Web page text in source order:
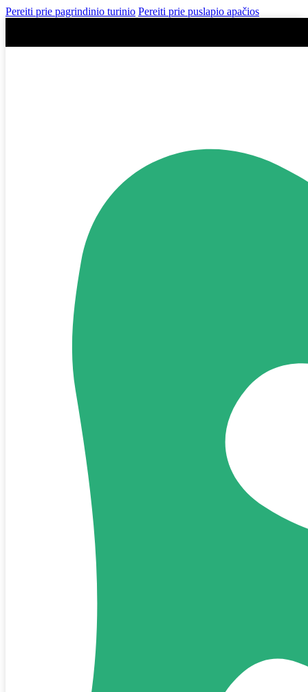
Pereiti prie pagrindinio turinio Pereiti prie puslapio apačios